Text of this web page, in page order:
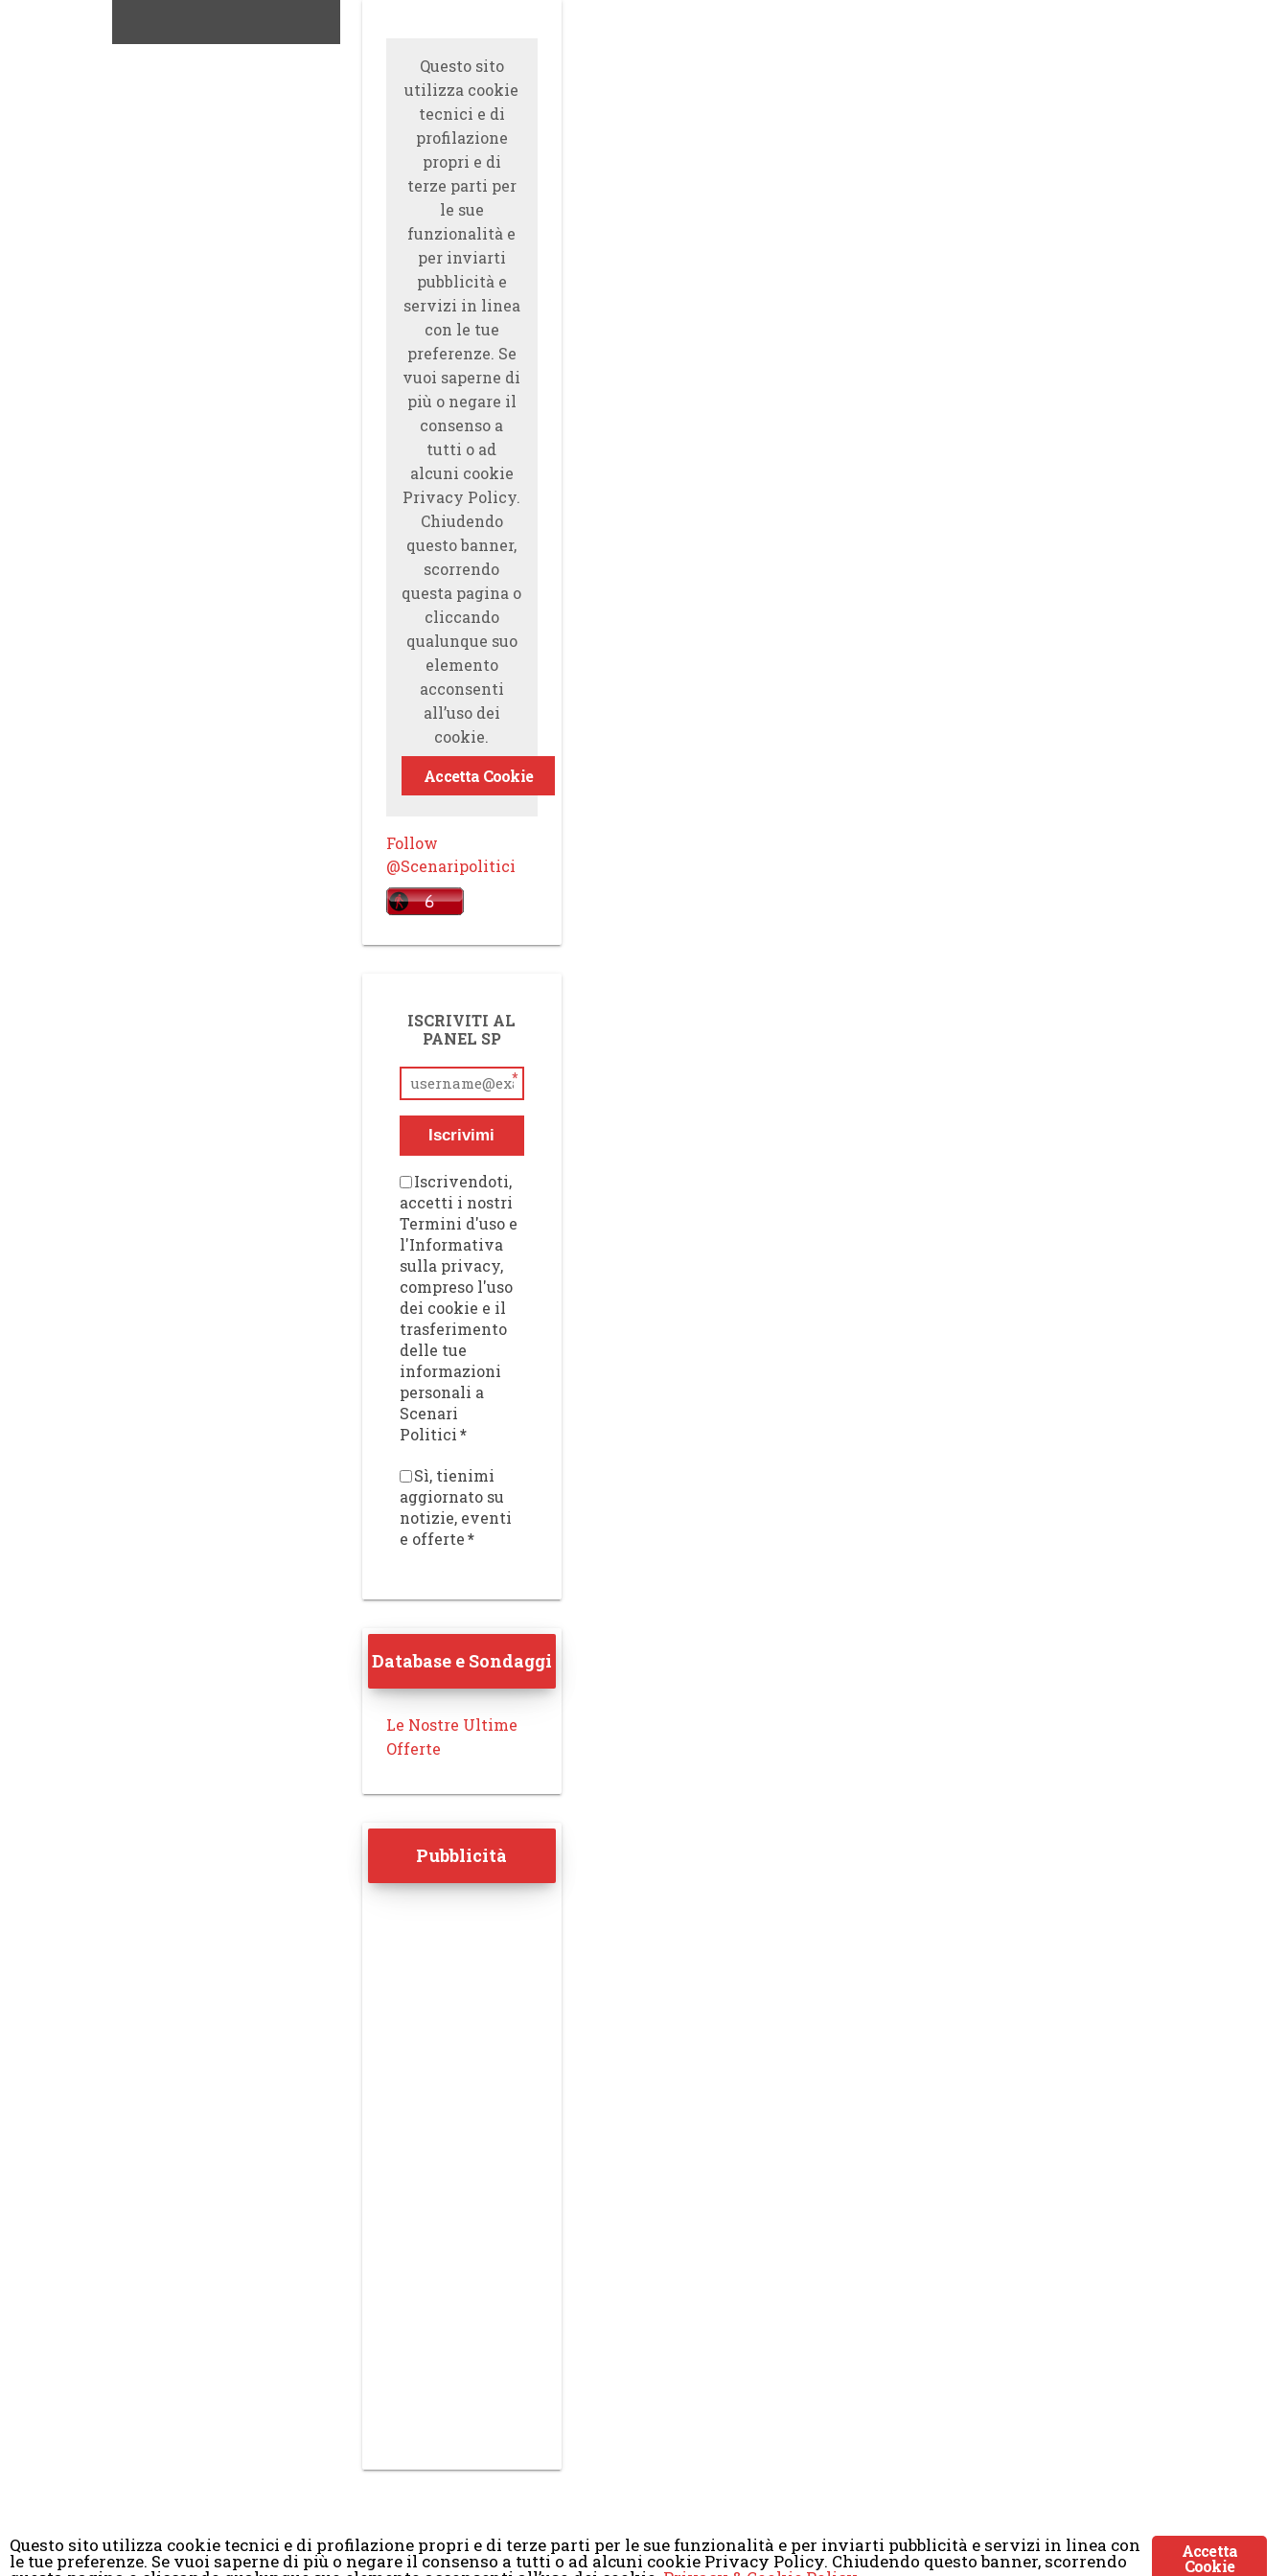
Questo sito
utilizza cookie
tecnici e di
profilazione
propri e di
terze parti per
le sue
funzionalità e
per inviarti
pubblicità e
servizi in linea
con le tue
preferenze. Se
vuoi saperne di
più o negare il
consenso a
tutti o ad
alcuni cookie
Privacy Policy.
Chiudendo
questo banner,
scorrendo
questa pagina o
cliccando
qualunque suo
elemento
acconsenti
all’uso dei
cookie.
Accetta Cookie
Follow
@Scenaripolitici
ISCRIVITI AL
PANEL SP
*
Iscrivimi
Iscrivendoti,
accetti i nostri
Termini d'uso e
l'Informativa
sulla privacy,
compreso l'uso
dei cookie e il
trasferimento
delle tue
informazioni
personali a
Scenari
Politici*
Sì, tienimi
aggiornato su
notizie, eventi
e offerte*
Database e Sondaggi
Le Nostre Ultime
Offerte
Pubblicità
© Copyright 2008-2017 Scenaripolitici.com - Tutti i diritti riservati. Creato daAtlanticmoon.com
Accetta
Cookie
Questo sito utilizza cookie tecnici e di profilazione propri e di terze parti per le sue funzionalità e per inviarti pubblicità e servizi in linea con
le tue preferenze. Se vuoi saperne di più o negare il consenso a tutti o ad alcuni cookie Privacy Policy. Chiudendo questo banner, scorrendo